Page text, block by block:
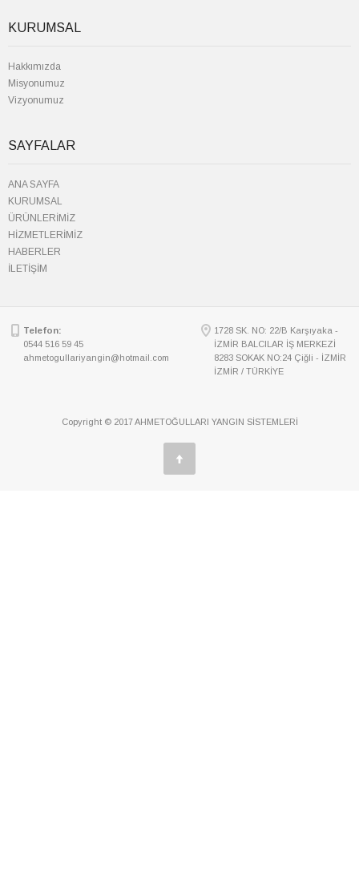
KURUMSAL
Hakkımızda
Misyonumuz
Vizyonumuz
SAYFALAR
ANA SAYFA
KURUMSAL
ÜRÜNLERİMİZ
HİZMETLERİMİZ
HABERLER
İLETİŞİM
Telefon:
0544 516 59 45
ahmetogullariyangin@hotmail.com
1728 SK. NO: 22/B Karşıyaka -
İZMİR BALCILAR İŞ MERKEZİ
8283 SOKAK NO:24 Çiğli - İZMİR
İZMİR / TÜRKİYE
Copyright © 2017 AHMETOĞULLARI YANGIN SİSTEMLERİ